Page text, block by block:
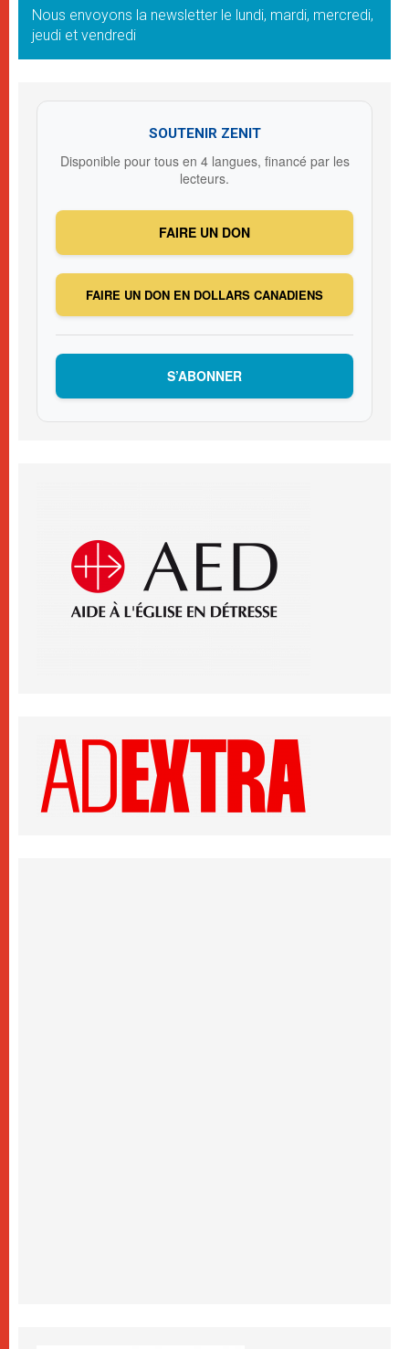
Nous envoyons la newsletter le lundi, mardi, mercredi,
jeudi et vendredi
SOUTENIR ZENIT
Disponible pour tous en 4 langues, financé par les
lecteurs.
FAIRE UN DON
FAIRE UN DON EN DOLLARS CANADIENS
S’ABONNER